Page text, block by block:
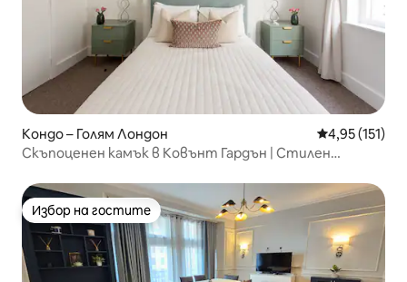
Кондо – Голям Лондон Средна
4,95 (151)
Скъпоценен камък в Ковънт Гардън | Стилен
Избор на гостите
Избор на гостите